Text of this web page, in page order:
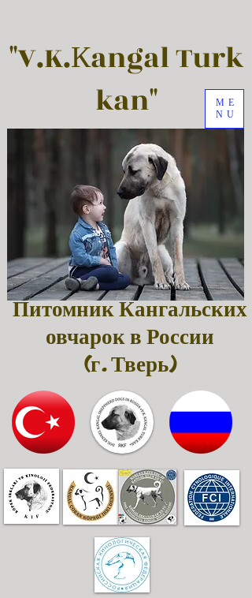
"V.K.Кangal Turk
kan"
ME
NU
Питомник Кангальских
овчарок в России
(г. Тверь)